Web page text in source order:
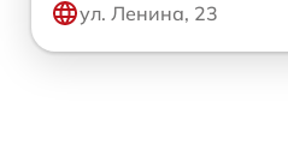
ул. Ленина, 23